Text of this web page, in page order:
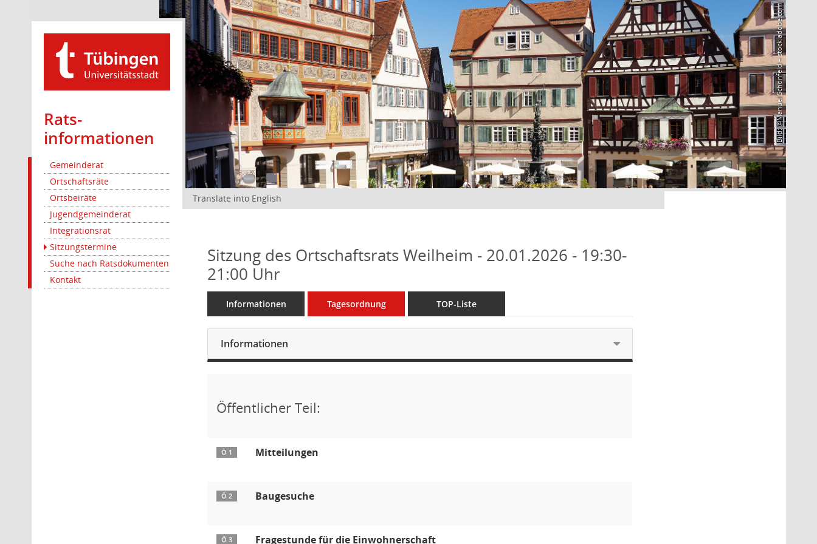
Rats­
informationen
Gemeinderat
Ortschaftsräte
Ortsbeiräte
Jugendgemeinderat
Integrationsrat
Sitzungstermine
Suche nach Ratsdokumenten
Kontakt
Bild: @Manuel Schönfeld – stock.adobe.com
Translate into English
Sitzung des Ortschaftsrats Weilheim - 20.01.2026 - 19:30-
21:00 Uhr
Informationen Tagesordnung TOP-Liste
Informationen
Öffentlicher Teil:
Ö 1 Mitteilungen
Ö 2 Baugesuche
Ö 3 Fragestunde für die Einwohnerschaft